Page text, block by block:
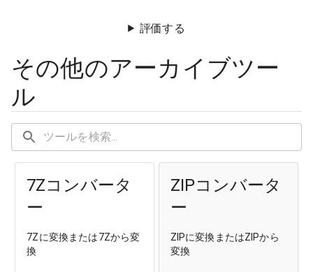
評価する
その他のアーカイブツー
ル
7Zコンバータ
ー
7Zに変換または7Zから変
換
ZIPコンバータ
ー
ZIPに変換またはZIPから
変換